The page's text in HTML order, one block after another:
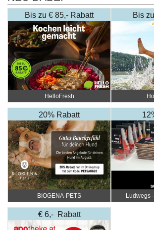
Bis zu € 85,- Rabatt
HelloFresh
Bis
20% Rabatt
BIOGENA-PETS Ludwegs
€ 6,- Rabatt